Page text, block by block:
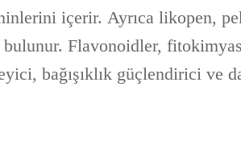
içerir. Ayrıca likopen,
Flavonoidler,
bağışıklık güçlendirici ve